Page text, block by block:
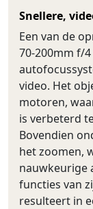
Snellere,
Een van de
70-200mm f/
video. Het
motoren,
is verbeterd
Bovendien
het zoomen,
nauwkeurige
functies van
resulteert in